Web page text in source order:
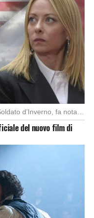
del nuovo film di